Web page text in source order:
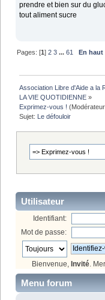
prendre et bien sur du
tout aliment sucre
Pages: [1]2 3 ...61
En haut
Association Libre d'Aide a la
LA VIE QUOTIDIENNE »
Exprimez-vous !
Sujet: Le défouloir
Utilisateur
Identifiant:
Mot de passe:
Bienvenue, Invité .
Menu forum